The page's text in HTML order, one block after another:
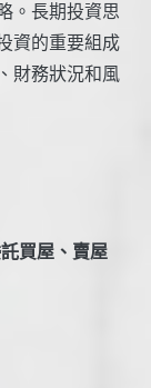
。長期投資思
資的重要組成
財務狀況和風
買屋、賣屋